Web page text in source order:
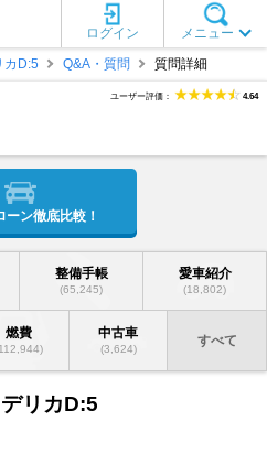
メニュー
ログイン
カD:5 Q&A・質問 質問詳細
ユーザー評価： 4.64
ーン徹底比較！
整備手帳
(65,245)
愛車紹介
(18,802)
燃費 中古車
(3,624)
すべて
リカD:5